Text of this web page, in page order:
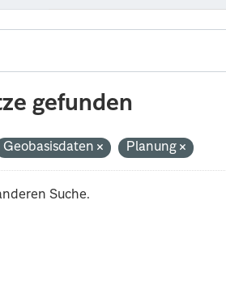
gefunden
Geobasisdaten Planung
Suche.